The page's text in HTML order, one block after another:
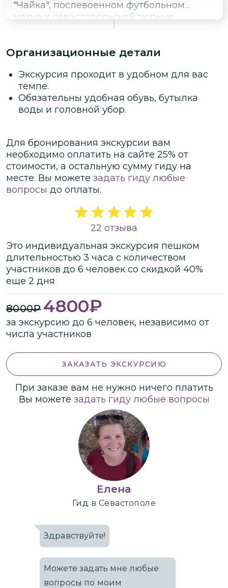
"Чайка", послевоенном футбольном
матче и севастопольской тюрьме.
Организационные детали
Экскурсия проходит в удобном для вас
темпе.
Обязательны удобная обувь, бутылка
воды и головной убор.
Для бронирования экскурсии вам
необходимо оплатить на сайте 25% от
стоимости, а остальную сумму гиду на
месте. Вы можете задать гиду любые
вопросы до оплаты.
22 отзыва
Это индивидуальная экскурсия пешком
длительностью 3 часа с количеством
участников до 6 человек со скидкой 40%
еще 2 дня
8000₽ 4800₽
за экскурсию до 6 человек, независимо от
числа участников
ЗАКАЗАТЬ ЭКСКУРСИЮ
При заказе вам не нужно ничего платить
Вы можете задать гиду любые вопросы
Елена
Гид в Севастополе
Здравствуйте!
Можете задать мне любые
вопросы по моим